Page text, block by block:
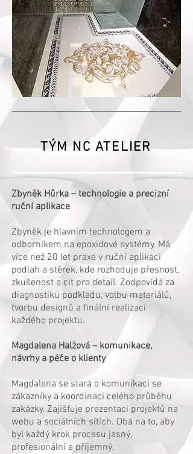
TÝM NC ATELIER
Zbyněk Hůrka – technologie a precizní
ruční aplikace
Zbyněk je hlavním technologem a
odborníkem na epoxidové systémy. Má
více než 20 let praxe v ruční aplikaci
podlah a stěrek, kde rozhoduje přesnost,
zkušenost a cit pro detail. Zodpovídá za
diagnostiku podkladu, volbu materiálů,
tvorbu designů a finální realizaci
každého projektu.
Magdalena Halžová – komunikace,
návrhy a péče o klienty
Magdalena se stará o komunikaci se
zákazníky a koordinaci celého průběhu
zakázky. Zajišťuje prezentaci projektů na
webu a sociálních sítích. Dbá na to, aby
byl každý krok procesu jasný,
profesionální a příjemný.